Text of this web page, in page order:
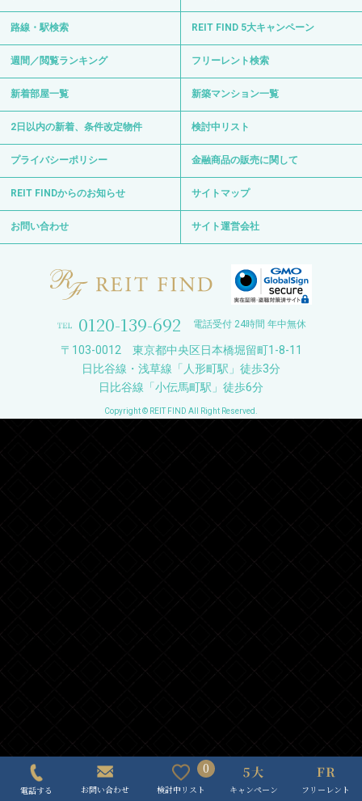
路線・駅検索 REIT FIND 5大キャンペーン
週間／閲覧ランキング フリーレント検索
新着部屋一覧 新築マンション一覧
2日以内の新着、条件改定物件 検討中リスト
プライバシーポリシー 金融商品の販売に関して
REIT FINDからのお知らせ サイトマップ
お問い合わせ サイト運営会社
0120-139-692 電話受付 24時間 年中無休
〒103-0012 東京都中央区日本橋堀留町1-8-11
日比谷線・浅草線「人形町駅」徒歩3分
日比谷線「小伝馬町駅」徒歩6分
Copyright © REIT FIND All Right Reserved.
電話する お問い合わせ
0
検討中リスト キャンペーン フリーレント